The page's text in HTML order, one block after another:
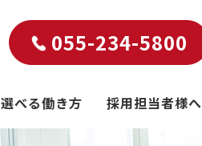
055-234-5800
選べる働き方 採用担当者様へ